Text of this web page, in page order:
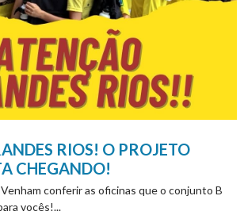
condições para alunos e profissionais. É A
RIOS TRABALHANDO POR VOCÊ!
#grandesrios #obras #educacao
RIOS! O PROJETO
CHEGANDO!
conferir as oficinas que o conjunto B
vocês!...